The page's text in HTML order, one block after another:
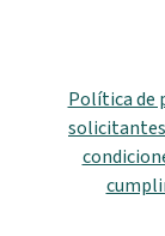
Política de